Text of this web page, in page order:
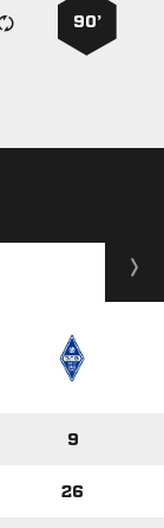
90’
9
26